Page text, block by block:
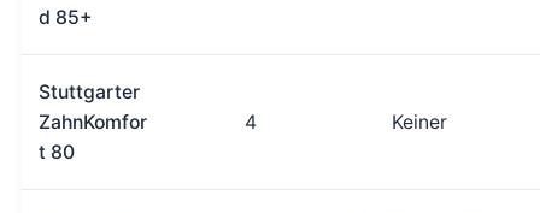
d 85+
Stuttgarter
ZahnKomfor
t 80
4 Keiner